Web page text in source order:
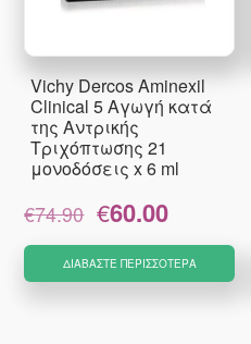
Vichy Dercos Aminexil
Clinical 5 Αγωγή κατά
της Αντρικής
Τριχόπτωσης 21
μονοδόσεις x 6 ml
€74.90
Original
price
was:
€74.90.
€60.00
τιμή
είναι:
ΔΙΑΒΆΣΤΕ ΠΕΡΙΣΣΌΤΕΡΑ